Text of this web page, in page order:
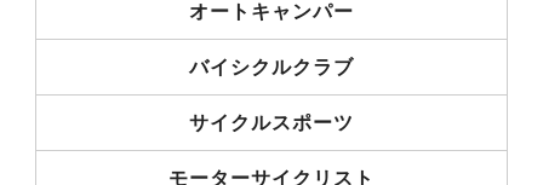
オートキャンパー
バイシクルクラブ
サイクルスポーツ
モーターサイクリスト